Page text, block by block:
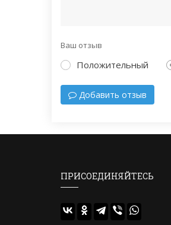
Ваш отзыв
Положительный
Добавить отзыв
ПРИСОЕДИНЯЙТЕСЬ